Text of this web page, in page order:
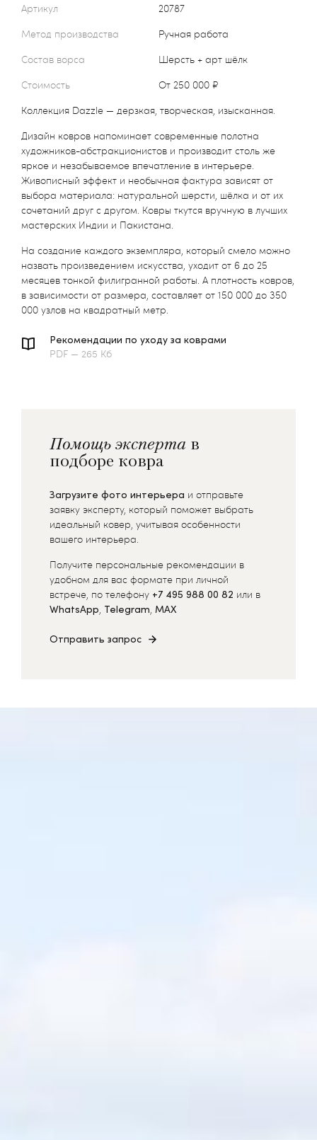
Артикул
20787
Метод производства
Ручная работа
Состав ворса
Шерсть + арт шёлк
Стоимость
от 250 000 ₽
Коллекция Dazzle — дерзкая, творческая, изысканная.
Дизайн ковров напоминает современные полотна
художников-абстракционистов и производит столь же
яркое и незабываемое впечатление в интерьере.
Живописный эффект и необычная фактура зависят от
выбора материала: натуральной шерсти, шёлка и от их
сочетаний друг с другом. Ковры ткутся вручную в лучших
мастерских Индии и Пакистана.
На создание каждого экземпляра, который смело можно
назвать произведением искусства, уходит от 6 до 25
месяцев тонкой филигранной работы. А плотность ковров,
в зависимости от размера, составляет от 150 000 до 350
000 узлов на квадратный метр.
Рекомендации по уходу за коврами
PDF — 265 Кб
Помощь эксперта в
подборе ковра
Загрузите фото интерьера и отправьте
заявку эксперту, который поможет выбрать
идеальный ковер, учитывая особенности
вашего интерьера.
Получите персональные рекомендации в
удобном для вас формате при личной
встрече, по телефону +7 495 988 00 82 или в
WhatsApp, Telegram, MAX
Отправить запрос